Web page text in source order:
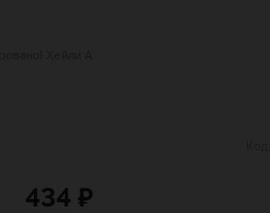
434 ₽